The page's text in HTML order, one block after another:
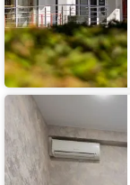
Отель
ВолнаСити